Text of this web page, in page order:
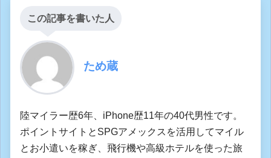
この記事を書いた人
ため蔵
陸マイラー歴6年、iPhone歴11年の40代男性です。
ポイントサイトとSPGアメックスを活用してマイル
とお小遣いを稼ぎ、飛行機や高級ホテルを使った旅